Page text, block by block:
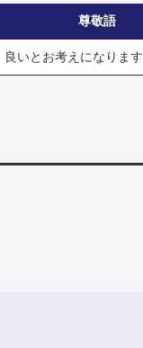
尊敬語
良いとお考えになります